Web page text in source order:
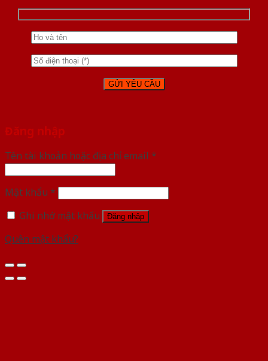
Đăng nhập
Tên tài khoản hoặc địa chỉ email *
Mật khẩu *
Ghi nhớ mật khẩu
Đăng nhập
Quên mật khẩu?